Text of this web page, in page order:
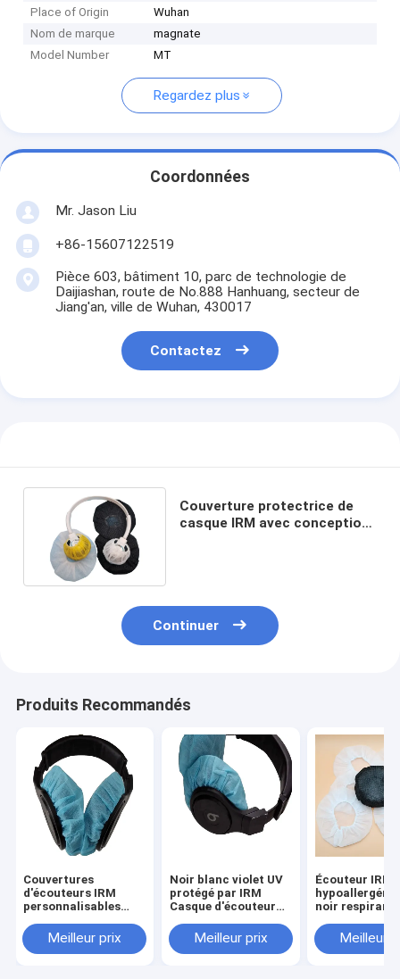
Place of Origin
Wuhan
Nom de marque
magnate
Model Number
MT
Regardez plus
Coordonnées
Mr. Jason Liu
+86-15607122519
Pièce 603, bâtiment 10, parc de technologie de
Daijiashan, route de No.888 Hanhuang, secteur de
Jiang'an, ville de Wuhan, 430017
Contactez
Couverture protectrice de
casque IRM avec conception
Continuer
Produits Recommandés
Couvertures
d'écouteurs IRM
personnalisables
satisfaction du
patient
Meilleur prix
Noir blanc violet UV
protégé par IRM
Casque d'écouteur
résistantMeilleur prix
Écouteur IRM
noir respirant
chaleur 2,5
Meilleur